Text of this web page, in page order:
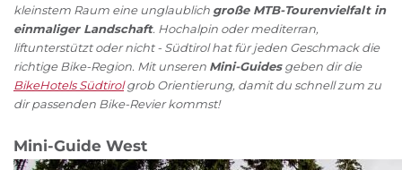
kleinstem Raum eine unglaublich große MTB-Tourenvielfalt in
einmaliger Landschaft. Hochalpin oder mediterran,
liftunterstützt oder nicht - Südtirol hat für jeden Geschmack die
richtige Bike-Region. Mit unseren Mini-Guidesgeben dir die
BikeHotels Südtirolgrob Orientierung, damit du schnell zum zu
dir passenden Bike-Revier kommst!
Mini-Guide West